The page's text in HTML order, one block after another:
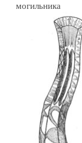
могильника